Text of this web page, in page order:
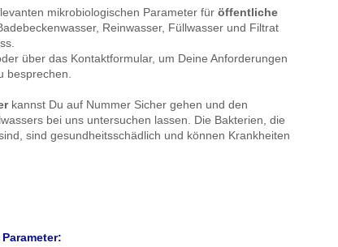
mikrobiologischen Parameter für öffentliche
Reinwasser, Füllwasser und Filtrat
über das Kontaktformular, um Deine Anforderungen
besprechen.
kannst Du auf Nummer Sicher gehen und den
bei uns untersuchen lassen. Die Bakterien, die
sind gesundheitsschädlich und können Krankheiten